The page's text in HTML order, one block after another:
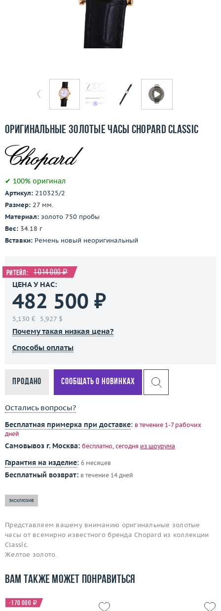
Бесплатная доставка
Контакты
Заказать звонок
Оригинальные золотые часы Chopard Classic
✔ 100% оригинал
Артикул: 210325/2
Размер: 27 мм.
Материал: золото 750 пробы
Вес: 34.18 г
Вставки: Ремень новый неоригинальный
Ритейл: 1 014 000 ₽
ЦЕНА У НАС:
482 500 ₽
5,130 € 5,927 $
Почему такая низкая цена?
Способы оплаты
Продано Сообщать о новинках
Остались вопросы?
Бесплатная примерка при доставке: в течение 1-7 рабочих
дней
Самовывоз г. Москва: бесплатно, сегодня из шоурума
Гарантия на изделие: 6 месяцев
Бесплатный возврат: в течение 14 дней
эксклюзив
Представляем вашему вниманию оригинальные золотые
часы от всемирно известного бренда Chopard из коллекции
Classic.
Желтое золото.
Вам также может понравиться
-170 000 i